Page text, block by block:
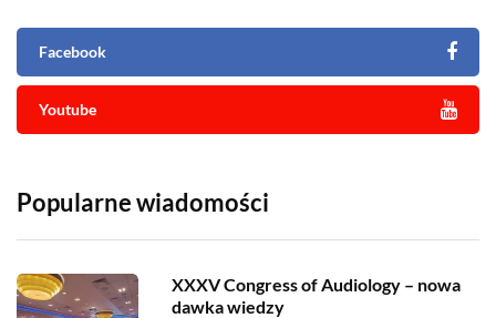
Facebook
Youtube
Popularne wiadomości
XXXV Congress of Audiology – nowa
dawka wiedzy